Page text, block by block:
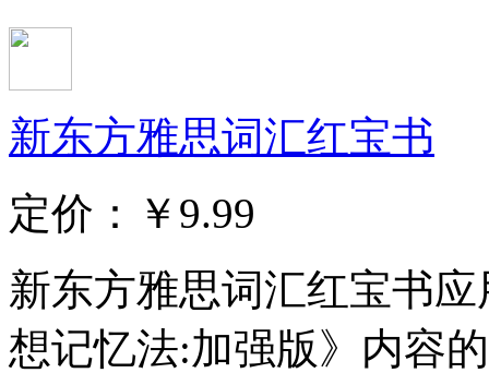
新东方雅思词汇红宝书
定价：
￥9.99
新东方雅思词汇红宝书
想记忆法:加强版》内容